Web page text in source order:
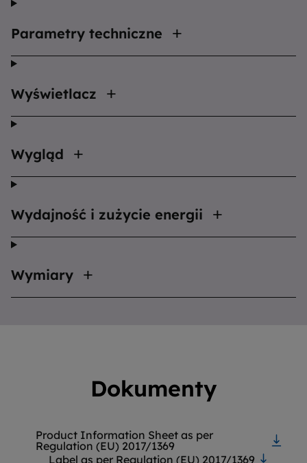
Parametry techniczne
Wyświetlacz
Wygląd
Wydajność i zużycie energii
Wymiary
Dokumenty
Product Information Sheet as per
Regulation (EU) 2017/1369
Label as per Regulation (EU) 2017/1369